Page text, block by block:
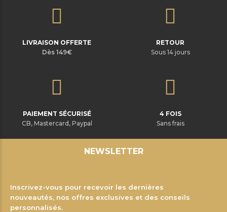
LIVRAISON OFFERTE
Dès 149€
RETOUR
Sous 14 jours
PAIEMENT SÉCURISÉ
CB, Mastercard, Paypal
4 FOIS
Sans frais
NEWSLETTER
Inscrivez-vous pour recevoir les dernières
nouveautés, nos offres exclusives et des conseils
personnalisés.